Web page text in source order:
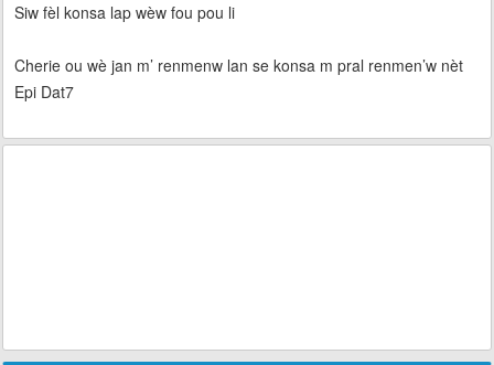
Siw fèl konsa lap wèw fou pou li
Cherie ou wè jan m’ renmenw lan se konsa m pral renmen’w nèt
Epi Dat7